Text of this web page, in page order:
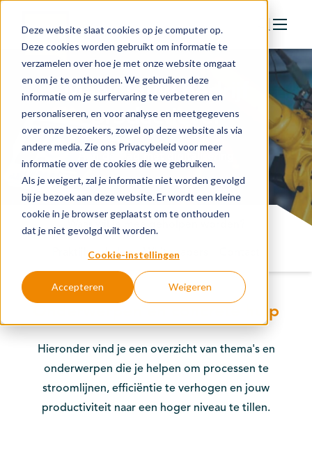
Deze website slaat cookies op je computer op.
Deze cookies worden gebruikt om informatie te
verzamelen over hoe je met onze website omgaat
en om je te onthouden. We gebruiken deze
informatie om je surfervaring te verbeteren en
personaliseren, en voor analyse en meetgegevens
over onze bezoekers, zowel op deze website als via
andere media. Zie ons Privacybeleid voor meer
informatie over de cookies die we gebruiken.
Als je weigert, zal je informatie niet worden gevolgd
bij je bezoek aan deze website. Er wordt een kleine
cookie in je browser geplaatst om te onthouden
dat je niet gevolgd wilt worden.
Cookie-instellingen
Accepteren Weigeren
Actie
Doelstellingen
Groeipaden
Actuele onderwerpen
Financiering
Nieuws
In de regio
Over organisatie
Contact
Kalender
Maak jouw bedrijf
productiever
Aan de slag met digitalisering
Waar wil je mee geholpen worden?
Praktijkverhalen
Whitepapers
Onderwerpen en concrete hulp
Hieronder vind je een overzicht van thema's en
onderwerpen die je helpen om processen te
stroomlijnen, efficiëntie te verhogen en jouw
productiviteit naar een hoger niveau te tillen.